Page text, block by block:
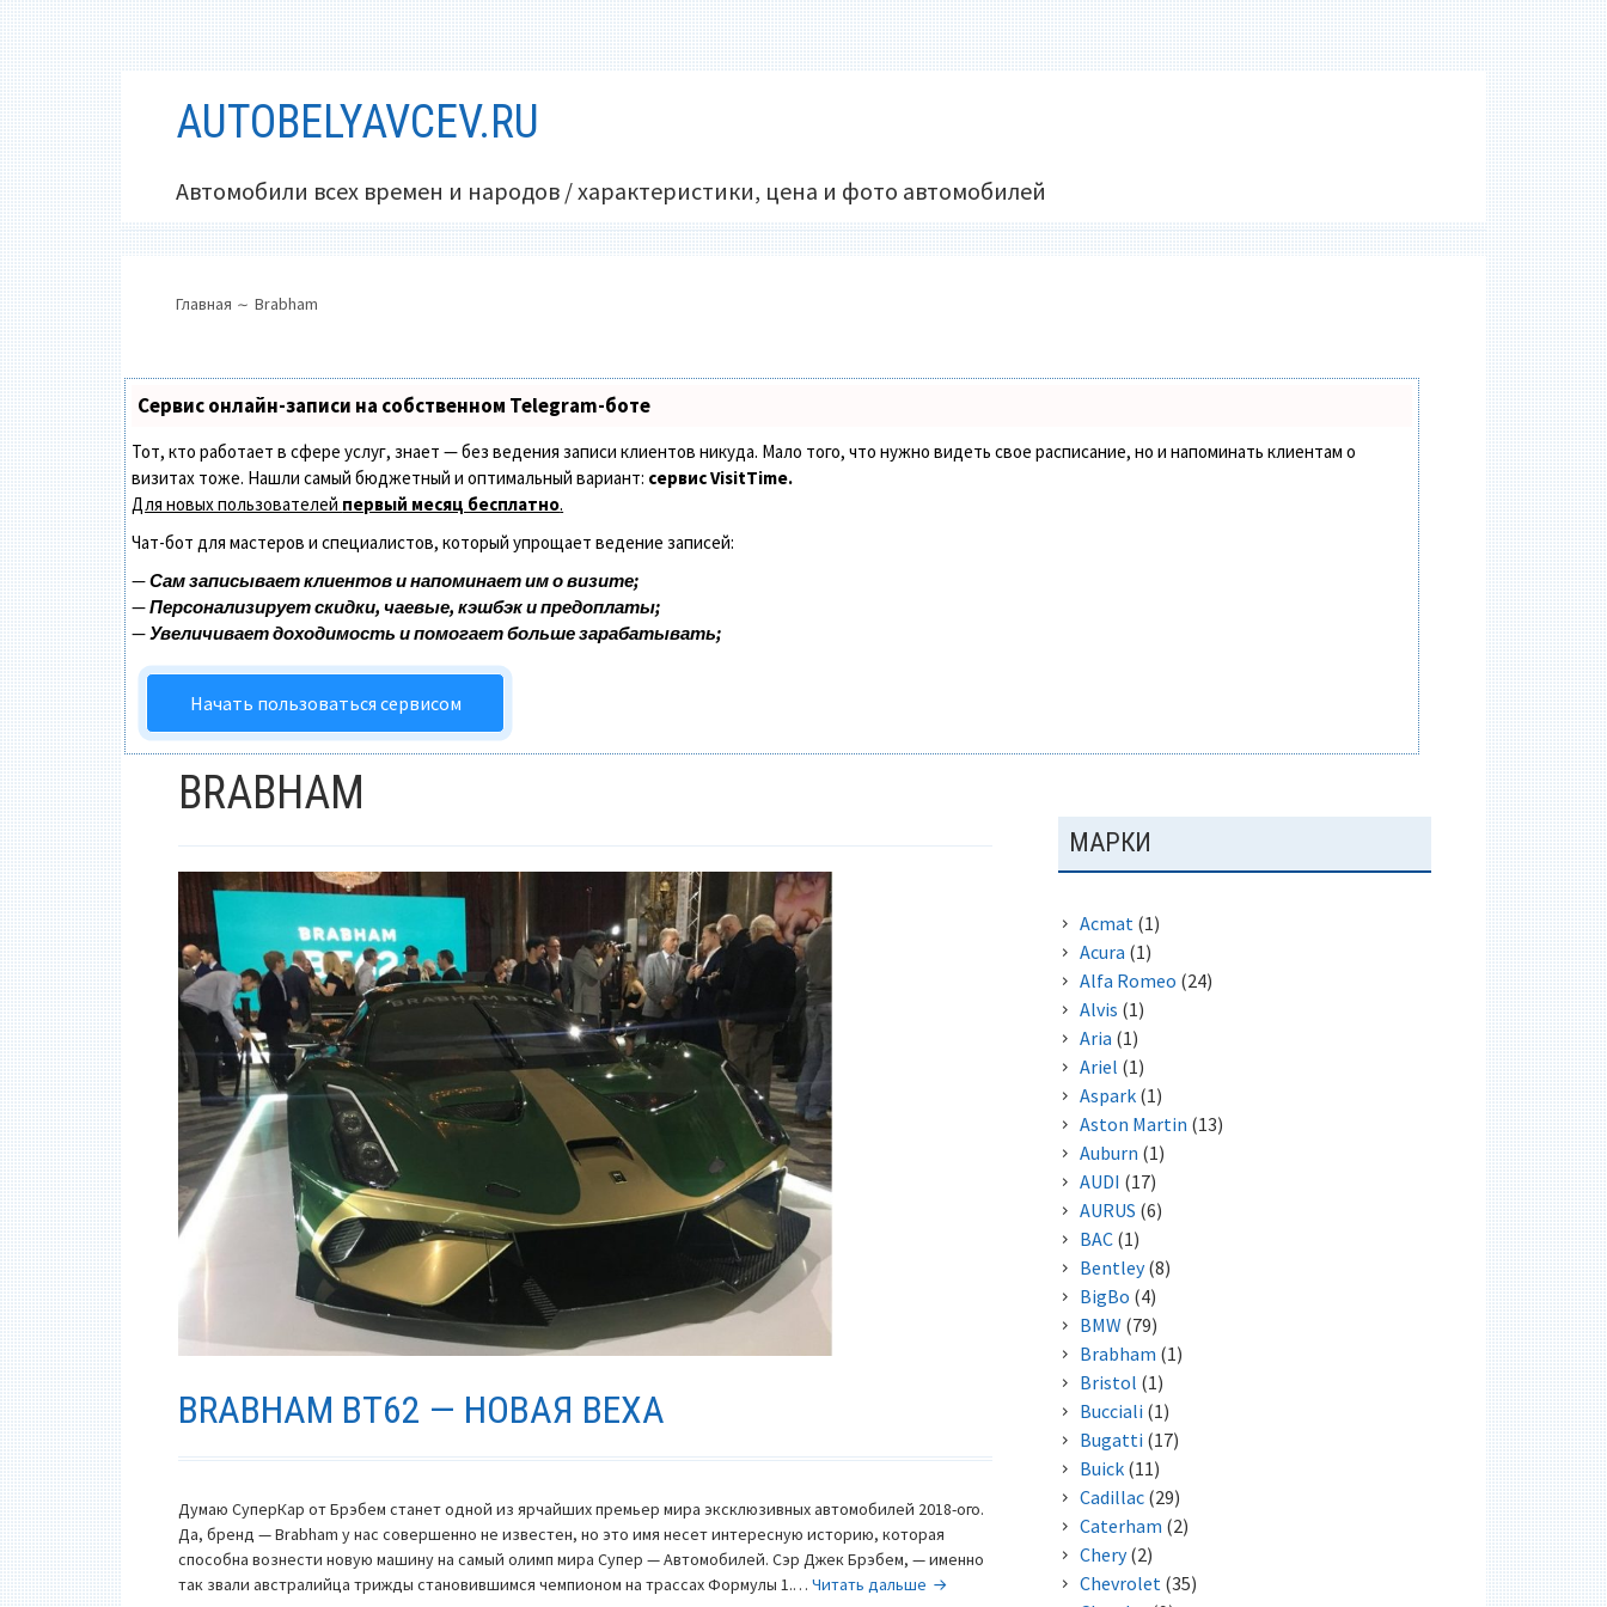
содержимомуAUTOBELYAVCEV.RU
Автомобили всех времен и народов / характеристики, цена и фото автомобилей
МЕНЮ
САЙТЕ
(ХЛЕБНЫЕ
КРОШКИ)
Главная Brabham
Сервис онлайн-записи на собственном Telegram-боте
Тот, кто работает в сфере услуг, знает — без ведения записи клиентов никуда. Мало того, что нужно видеть свое расписание, но и напоминать клиентам о
визитах тоже. Нашли самый бюджетный и оптимальный вариант: сервис VisitTime.
Для новых пользователей первый месяц бесплатно.
Чат-бот для мастеров и специалистов, который упрощает ведение записей:
—Сам записывает клиентов и напоминает им о визите;
—Персонализирует скидки, чаевые, кэшбэк и предоплаты;
—Увеличивает доходимость и помогает больше зарабатывать;
Начать пользоваться сервисом
BRABHAM
BRABHAM BT62 — НОВАЯ ВЕХА
Думаю СуперКар от Брэбем станет одной из ярчайших премьер мира эксклюзивных автомобилей 2018-ого.
Да, бренд — Brabham у нас совершенно не известен, но это имя несет интересную историю, которая
способна вознести новую машину на самый олимп мира Супер — Автомобилей. Сэр Джек Брэбем, — именно
так звали австралийца трижды становившимся чемпионом на трассах Формулы 1.…Читать дальше Brabham
ОСНОВНАЯ
ПАНЕЛЬ
МАРКИ
Acmat (1)
Acura (1)
Alfa Romeo (24)
Alvis (1)
Aria (1)
Ariel (1)
Aspark(1)
Aston Martin (13)
Auburn (1)
AUDI (17)
AURUS (6)
BAC(1)
Bentley(8)
BigBo (4)
BMW (79)
Brabham (1)
Bristol (1)
Bucciali (1)
Bugatti (17)
Buick(11)
Cadillac(29)
Caterham (2)
Chery(2)
Chevrolet (35)